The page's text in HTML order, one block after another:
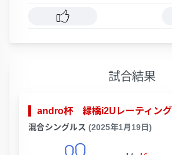
試合結果
andro杯 緑橋i2Uレーティング
混合シングルス (2025年1月19日)